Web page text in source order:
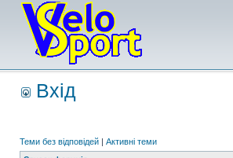
Вхід
Теми без відповідей | Активні теми